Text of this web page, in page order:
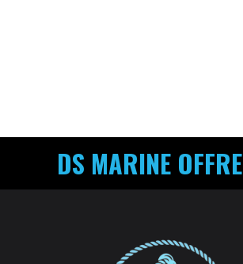
DS MARINE OFFRE